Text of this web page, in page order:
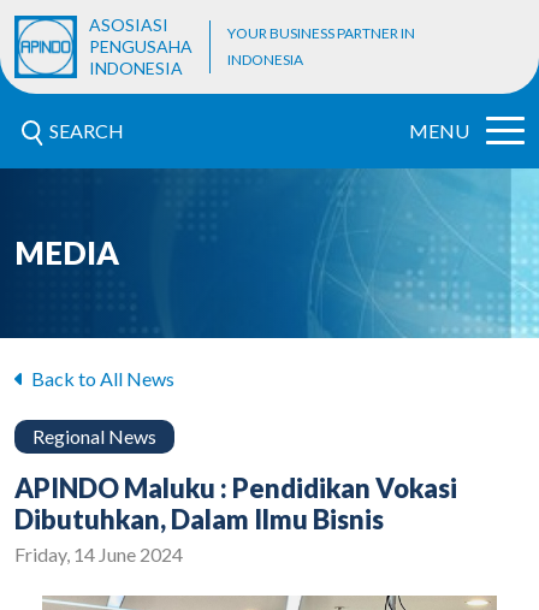
ASOSIASI
PENGUSAHA
INDONESIA
YOUR BUSINESS PARTNER IN
INDONESIA
SEARCH MENU
MEDIA
Back to All News
Regional News
APINDO Maluku : Pendidikan Vokasi
Dibutuhkan, Dalam Ilmu Bisnis
Friday, 14 June 2024